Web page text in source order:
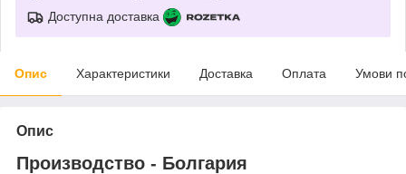
Доступна доставка
Опис Характеристики Доставка Оплата Умови
Опис
Производство - Болгария